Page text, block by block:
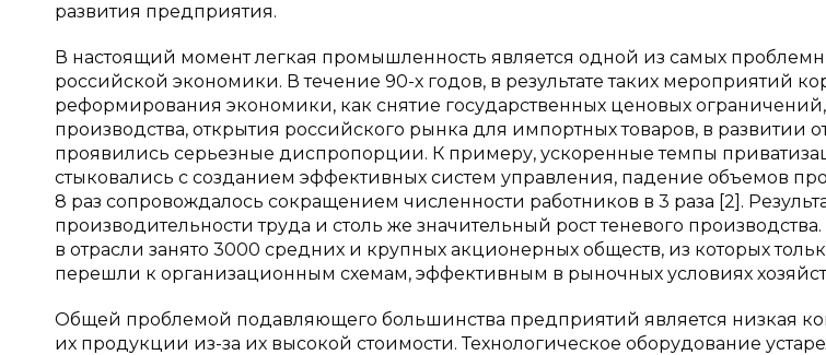
развития предприятия.
В настоящий момент легкая промышленность является одной из самых
российской экономики. В течение 90-х годов, в результате таких мероприятий
реформирования экономики, как снятие государственных ценовых
производства, открытия российского рынка для импортных товаров, в развитии
проявились серьезные диспропорции. К примеру, ускоренные темпы
стыковались с созданием эффективных систем управления, падение объемов
8 раз сопровождалось сокращением численности работников в 3 раза [2].
производительности труда и столь же значительный рост теневого
в отрасли занято 3000 средних и крупных акционерных обществ, из которых
перешли к организационным схемам, эффективным в рыночных условиях
Общей проблемой подавляющего большинства предприятий является низкая
их продукции из-за их высокой стоимости. Технологическое оборудование